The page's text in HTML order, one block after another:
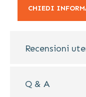
CHIEDI
Recensioni
Q & A